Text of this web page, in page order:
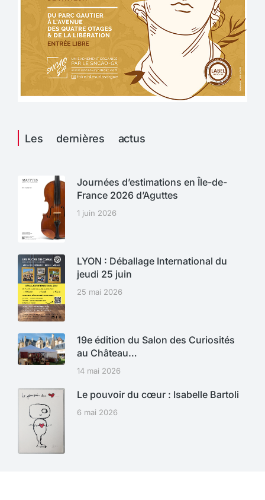
Les dernières actus
Journées d’estimations en Île-de-
France 2026 d’Aguttes
1 juin 2026
LYON : Déballage International du
jeudi 25 juin
25 mai 2026
19e édition du Salon des Curiosités
au Château…
14 mai 2026
Le pouvoir du cœur : Isabelle Bartoli
6 mai 2026